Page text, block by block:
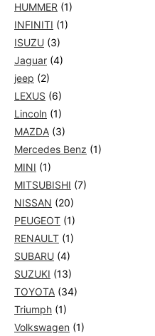
HUMMER (1)
INFINITI (1)
ISUZU (3)
Jaguar (4)
jeep (2)
LEXUS (6)
Lincoln (1)
MAZDA (3)
Mercedes Benz (1)
MINI (1)
MITSUBISHI (7)
NISSAN (20)
PEUGEOT (1)
RENAULT (1)
SUBARU (4)
SUZUKI (13)
TOYOTA (34)
Triumph (1)
Volkswagen (1)